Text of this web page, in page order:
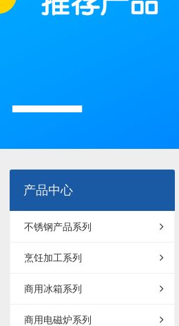
产品中心
不锈钢产品系列
烹饪加工系列
商用冰箱系列
商用电磁炉系列